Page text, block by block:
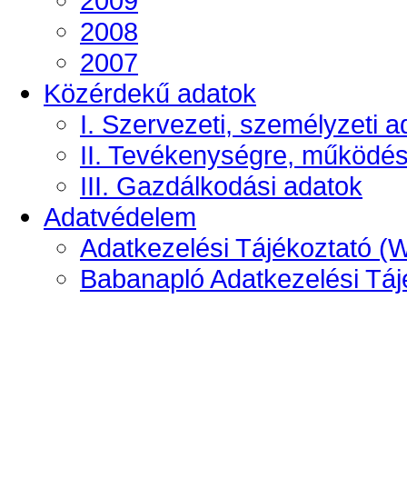
2008
2007
Közérdekű adatok
I. Szervezeti, személyzeti
II. Tevékenységre,
III. Gazdálkodási adatok
Adatvédelem
Adatkezelési Tájékoztató
Babanapló Adatkezelési